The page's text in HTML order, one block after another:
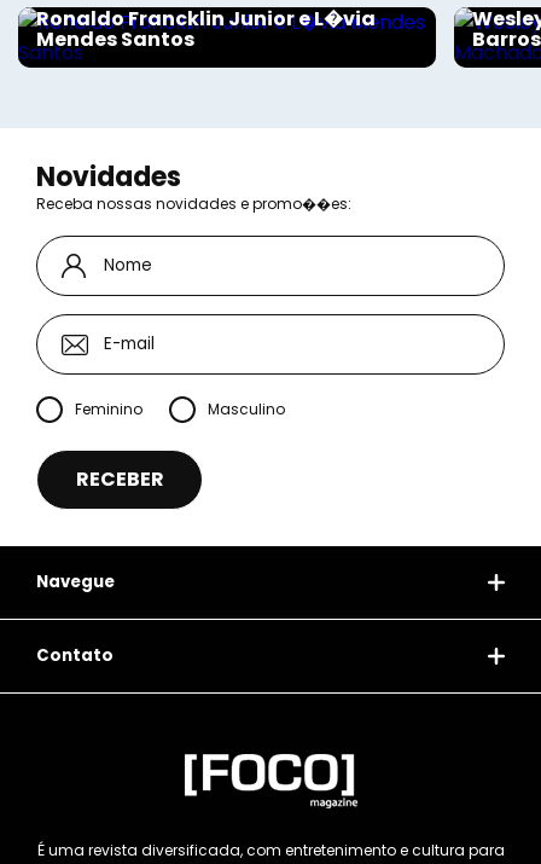
Ronaldo Francklin Junior e L�via
Mendes Santos
Novidades
Receba nossas novidades e promo��es:
Feminino Masculino
Navegue
Contato
É uma revista diversificada, com entretenimento e cultura para